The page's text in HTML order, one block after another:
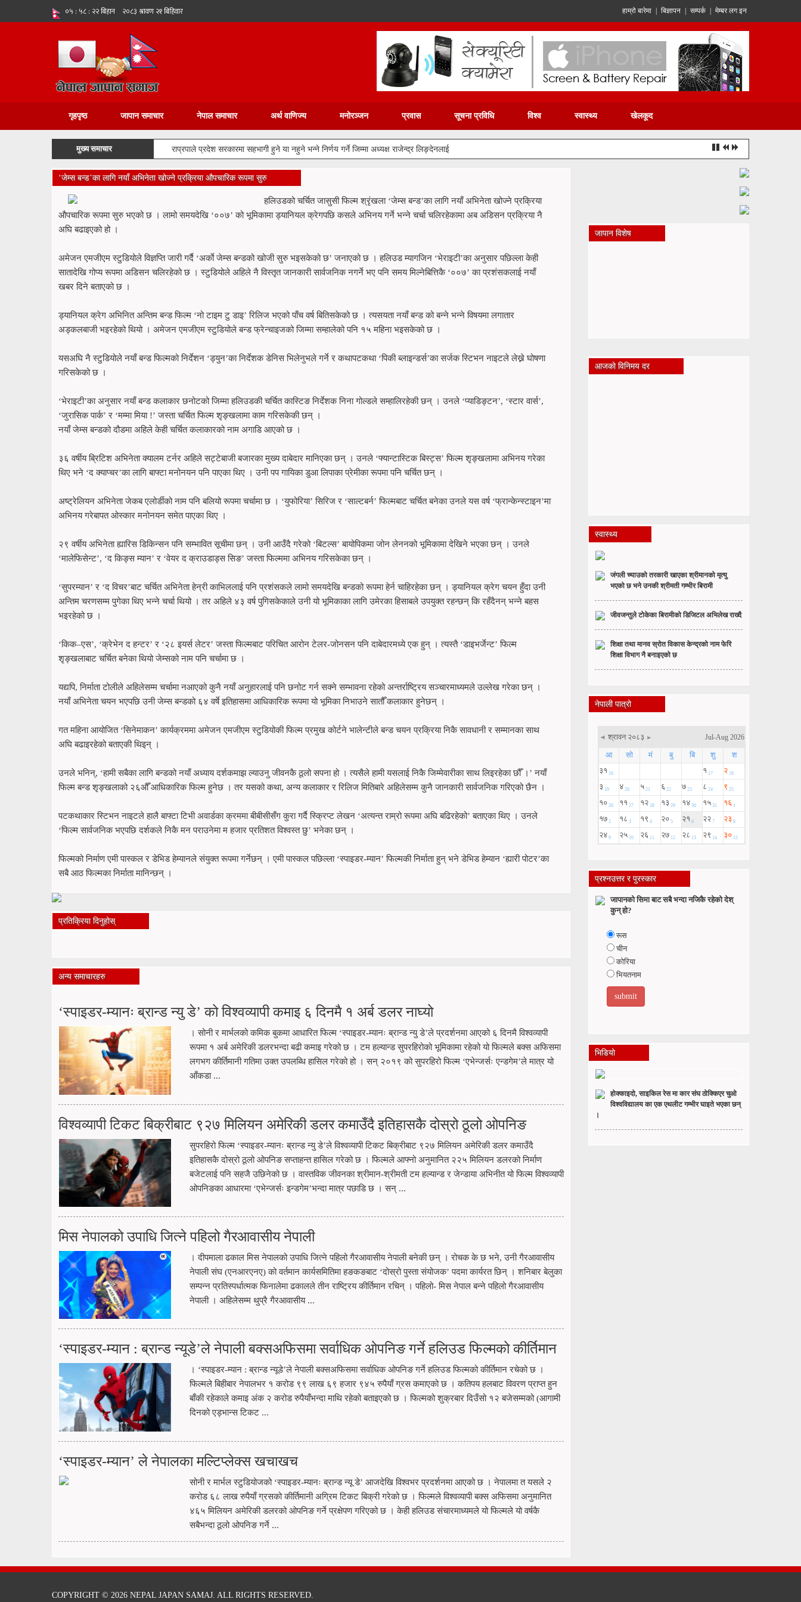
हाम्रो बारेमा बिज्ञापन सम्पर्क मेम्बर लग इन
गृहपृष्ठ जापान समाचार नेपाल समाचार अर्थ वाणिज्य मनोरञ्जन प्रवास सूचना प्रविधि विश्व स्वास्थ्य खेलकूद
मुख्य समाचार राप्रपाले प्रदेश सरकारमा सहभागी हुने या नहुने भन्ने निर्णय गर्ने जिम्मा अध्यक्ष राजेन्द्र लिङ्देनलाई
‘जेम्स बन्ड’का लागि नयाँ अभिनेता खोज्ने प्रक्रिया औपचारिक रूपमा सुरु
हलिउडको चर्चित जासुसी फिल्म श्रृंखला ‘जेम्स बन्ड’का लागि नयाँ अभिनेता खोज्ने प्रक्रिया
औपचारिक रूपमा सुरु भएको छ । लामो समयदेखि ‘००७’ को भूमिकामा ड्यानियल क्रेगपछि कसले अभिनय गर्ने भन्ने चर्चा चलिरहेकामा अब अडिसन प्रक्रिया नै
अघि बढाइएको हो ।
अमेजन एमजीएम स्टुडियोले विज्ञप्ति जारी गर्दै ‘अर्काे जेम्स बन्डको खोजी सुरु भइसकेको छ’ जनाएको छ । हलिउड म्यागजिन ‘भेराइटी’का अनुसार पछिल्ला केही
सातादेखि गोप्य रूपमा अडिसन चलिरहेको छ । स्टुडियोले अहिले नै विस्तृत जानकारी सार्वजनिक नगर्ने भए पनि समय मिल्नेबित्तिकै ‘००७’ का प्रशंसकलाई नयाँ
खबर दिने बताएको छ ।
ड्यानियल क्रेग अभिनित अन्तिम बन्ड फिल्म ‘नो टाइम टु डाइ’ रिलिज भएको पाँच वर्ष बितिसकेको छ । त्यसयता नयाँ बन्ड को बन्ने भन्ने विषयमा लगातार
अड्कलबाजी भइरहेको थियो । अमेजन एमजीएम स्टुडियोले बन्ड फ्रेन्चाइजको जिम्मा सम्हालेको पनि १५ महिना भइसकेको छ ।
यसअघि नै स्टुडियोले नयाँ बन्ड फिल्मको निर्देशन ‘ड्युन’का निर्देशक डेनिस भिलेनुभले गर्ने र कथापटकथा ‘पिकी ब्लाइन्डर्स’का सर्जक स्टिभन नाइटले लेख्ने घोषणा
गरिसकेको छ ।
‘भेराइटी’का अनुसार नयाँ बन्ड कलाकार छनोटको जिम्मा हलिउडकी चर्चित कास्टिङ निर्देशक निना गोल्डले सम्हालिरहेकी छन् । उनले ‘प्याडिङ्टन’, ‘स्टार वार्स’,
‘जुरासिक पार्क’ र ‘मम्मा मिया !’ जस्ता चर्चित फिल्म शृङ्खलामा काम गरिसकेकी छन् ।
नयाँ जेम्स बन्डको दौडमा अहिले केही चर्चित कलाकारको नाम अगाडि आएको छ ।
३६ वर्षीय ब्रिटिश अभिनेता क्यालम टर्नर अहिले सट्टेबाजी बजारका मुख्य दाबेदार मानिएका छन् । उनले ‘फ्यान्टास्टिक बिस्ट्स’ फिल्म शृङ्खलामा अभिनय गरेका
थिए भने ‘द क्याप्चर’का लागि बाफ्टा मनोनयन पनि पाएका थिए । उनी पप गायिका डुआ लिपाका प्रेमीका रूपमा पनि चर्चित छन् ।
अष्ट्रेलियन अभिनेता जेकब एलोर्डीको नाम पनि बलियो रूपमा चर्चामा छ । ‘युफोरिया’ सिरिज र ‘साल्टबर्न’ फिल्मबाट चर्चित बनेका उनले यस वर्ष ‘फ्रान्केन्स्टाइन’मा
अभिनय गरेबापत ओस्कार मनोनयन समेत पाएका थिए ।
२९ वर्षीय अभिनेता ह्यारिस डिकिन्सन पनि सम्भावित सूचीमा छन् । उनी आउँदै गरेको ‘बिटल्स’ बायोपिकमा जोन लेननको भूमिकामा देखिने भएका छन् । उनले
‘मालेफिसेन्ट’, ‘द किङ्स म्यान’ र ‘वेयर द क्राउडाड्स सिङ’ जस्ता फिल्ममा अभिनय गरिसकेका छन् ।
‘सुपरम्यान’ र ‘द विचर’बाट चर्चित अभिनेता हेन्री काभिललाई पनि प्रशंसकले लामो समयदेखि बन्डको रूपमा हेर्न चाहिरहेका छन् । ड्यानियल क्रेग चयन हुँदा उनी
अन्तिम चरणसम्म पुगेका थिए भन्ने चर्चा थियो । तर अहिले ४३ वर्ष पुगिसकेकाले उनी यो भूमिकाका लागि उमेरका हिसाबले उपयुक्त रहन्छन् कि रहँदैनन् भन्ने बहस
भइरहेको छ ।
‘किक–एस’, ‘क्रेभेन द हन्टर’ र ‘२८ इयर्स लेटर’ जस्ता फिल्मबाट परिचित आरोन टेलर-जोनसन पनि दाबेदारमध्ये एक हुन् । त्यस्तै ‘डाइभर्जेन्ट’ फिल्म
शृङ्खलाबाट चर्चित बनेका थियो जेम्सको नाम पनि चर्चामा छ ।
यद्यपि, निर्माता टोलीले अहिलेसम्म चर्चामा नआएको कुनै नयाँ अनुहारलाई पनि छनोट गर्न सक्ने सम्भावना रहेको अन्तर्राष्ट्रिय सञ्चारमाध्यमले उल्लेख गरेका छन् ।
नयाँ अभिनेता चयन भएपछि उनी जेम्स बन्डको ६४ वर्षे इतिहासमा आधिकारिक रूपमा यो भूमिका निभाउने सातौँ कलाकार हुनेछन् ।
गत महिना आयोजित ‘सिनेमाकन’ कार्यक्रममा अमेजन एमजीएम स्टुडियोकी फिल्म प्रमुख कोर्टने भालेन्टीले बन्ड चयन प्रक्रिया निकै सावधानी र सम्मानका साथ
अघि बढाइरहेको बताएकी थिइन् ।
उनले भनिन्, ‘हामी सबैका लागि बन्डको नयाँ अध्याय दर्शकमाझ ल्याउनु जीवनकै ठूलो सपना हो । त्यसैले हामी यसलाई निकै जिम्मेवारीका साथ लिइरहेका छौँ ।’ नयाँ
फिल्म बन्ड शृङ्खलाको २६औँ आधिकारिक फिल्म हुनेछ । तर यसको कथा, अन्य कलाकार र रिलिज मितिबारे अहिलेसम्म कुनै जानकारी सार्वजनिक गरिएको छैन ।
पटकथाकार स्टिभन नाइटले हालै बाफ्टा टिभी अवार्डका क्रममा बीबीसीसँग कुरा गर्दै स्क्रिप्ट लेखन ‘अत्यन्त राम्रो रूपमा अघि बढिरहेको’ बताएका थिए । उनले
‘फिल्म सार्वजनिक भएपछि दर्शकले निकै मन पराउनेमा म हजार प्रतिशत विश्वस्त छु’ भनेका छन् ।
फिल्मको निर्माण एमी पास्कल र डेभिड हेम्यानले संयुक्त रूपमा गर्नेछन् । एमी पास्कल पछिल्ला ‘स्पाइडर-म्यान’ फिल्मकी निर्माता हुन् भने डेभिड हेम्यान ‘ह्यारी पोटर’का
सबै आठ फिल्मका निर्माता मानिन्छन् ।
प्रतिक्रिया दिनुहोस्
अन्य समाचारहरु
‘स्पाइडर-म्यानः ब्रान्ड न्यु डे’ को विश्वव्यापी कमाइ ६ दिनमै १ अर्ब डलर नाघ्यो
। सोनी र मार्भलको कमिक बुकमा आधारित फिल्म ‘स्पाइडर-म्यानः ब्रान्ड न्यु डे’ले प्रदर्शनमा आएको ६ दिनमै विश्वव्यापी
रूपमा १ अर्ब अमेरिकी डलरभन्दा बढी कमाइ गरेको छ । टम हल्यान्ड सुपरहिरोको भूमिकामा रहेको यो फिल्मले बक्स अफिसमा
लगभग कीर्तिमानी गतिमा उक्त उपलब्धि हासिल गरेको हो । सन् २०१९ को सुपरहिरो फिल्म ‘एभेन्जर्सः एन्डगेम’ले मात्र यो
आँकडा ...
विश्वव्यापी टिकट बिक्रीबाट ९२७ मिलियन अमेरिकी डलर कमाउँदै इतिहासकै दोस्रो ठूलो ओपनिङ
सुपरहिरो फिल्म ‘स्पाइडर-म्यानः ब्रान्ड न्यु डे’ले विश्वव्यापी टिकट बिक्रीबाट ९२७ मिलियन अमेरिकी डलर कमाउँदै
इतिहासकै दोस्रो ठूलो ओपनिङ सप्ताहन्त हासिल गरेको छ । फिल्मले आफ्नो अनुमानित २२५ मिलियन डलरको निर्माण
बजेटलाई पनि सहजै उछिनेको छ । वास्तविक जीवनका श्रीमान-श्रीमती टम हल्यान्ड र जेन्डाया अभिनीत यो फिल्म विश्वव्यापी
ओपनिङका आधारमा ‘एभेन्जर्सः इन्डगेम’भन्दा मात्र पछाडि छ । सन् ...
मिस नेपालको उपाधि जित्ने पहिलो गैरआवासीय नेपाली
। दीपमाला ढकाल मिस नेपालको उपाधि जित्ने पहिलो गैरआवासीय नेपाली बनेकी छन् । रोचक के छ भने, उनी गैरआवासीय
नेपाली संघ (एनआरएनए) को वर्तमान कार्यसमितिमा हङकङबाट ‘दोस्रो पुस्ता संयोजक’ पदमा कार्यरत छिन् । शनिबार बेलुका
सम्पन्न प्रतिस्पर्धात्मक फिनालेमा ढकालले तीन राष्ट्रिय कीर्तिमान रचिन् । पहिलो- मिस नेपाल बन्ने पहिलो गैरआवासीय
नेपाली । अहिलेसम्म थुप्रै गैरआवासीय ...
‘स्पाइडर-म्यान : ब्रान्ड न्यूडे’ले नेपाली बक्सअफिसमा सर्वाधिक ओपनिङ गर्ने हलिउड फिल्मको कीर्तिमान
। ‘स्पाइडर-म्यान : ब्रान्ड न्यूडे’ले नेपाली बक्सअफिसमा सर्वाधिक ओपनिङ गर्ने हलिउड फिल्मको कीर्तिमान रचेको छ ।
फिल्मले बिहीबार नेपालभर १ करोड ९९ लाख ६९ हजार ९४५ रुपैयाँ ग्रस कमाएको छ । कतिपय हलबाट विवरण प्राप्त हुन
बाँकी रहेकाले कमाइ अंक २ करोड रुपैयाँभन्दा माथि रहेको बताइएको छ । फिल्मको शुक्रबार दिउँसो १२ बजेसम्मको (आगामी
दिनको एड्भान्स टिकट ...
‘स्पाइडर-म्यान’ ले नेपालका मल्टिप्लेक्स खचाखच
सोनी र मार्भल स्टुडियोजको ‘स्पाइडर-म्यानः ब्रान्ड न्यू डे’ आजदेखि विश्वभर प्रदर्शनमा आएको छ । नेपालमा त यसले २
करोड ६८ लाख रुपैयाँ ग्रसको कीर्तिमानी अग्रिम टिकट बिक्री गरेको छ । फिल्मले विश्वव्यापी बक्स अफिसमा अनुमानित
४६५ मिलियन अमेरिकी डलरको ओपनिङ गर्ने प्रक्षेपण गरिएको छ । केही हलिउड संचारमाध्यमले यो फिल्मले यो वर्षकै
सबैभन्दा ठूलो ओपनिङ गर्ने ...
जापान विशेष
आजको विनिमय दर
स्वास्थ्य
जंगली च्याउको तरकारी खाएका श्रीमानको मृत्यु
भएको छ भने उनकी श्रीमती गम्भीर बिरामी
जीवजन्तुले टोकेका बिरामीको डिजिटल अभिलेख राख्दै
शिक्षा तथा मानव स्रोत विकास केन्द्रको नाम फेरि
शिक्षा विभाग नै बनाइएको छ
नेपाली पात्रो
प्रश्नउत्तर र पुरस्कार
जापानको सिमा बाट सबै भन्दा नजिकै रहेको देश्
कुन् हो?
रूस
चीन
कोरिया
भियतनाम
भिडियो
होक्काइदो, साइकिल रेस मा कार संघ ठोक्किएर चुओ
विश्वविद्यालय का एक एथलीट गम्भीर घाइते भएका छन्
।
COPYRIGHT © 2026 NEPAL JAPAN SAMAJ. ALL RIGHTS RESERVED.